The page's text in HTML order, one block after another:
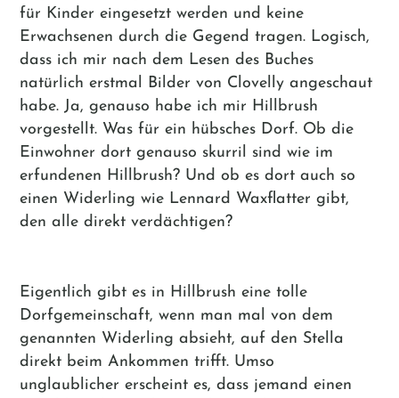
für Kinder eingesetzt werden und keine
Erwachsenen durch die Gegend tragen. Logisch,
dass ich mir nach dem Lesen des Buches
natürlich erstmal Bilder von Clovelly angeschaut
habe. Ja, genauso habe ich mir Hillbrush
vorgestellt. Was für ein hübsches Dorf. Ob die
Einwohner dort genauso skurril sind wie im
erfundenen Hillbrush? Und ob es dort auch so
einen Widerling wie Lennard Waxflatter gibt,
den alle direkt verdächtigen?
Eigentlich gibt es in Hillbrush eine tolle
Dorfgemeinschaft, wenn man mal von dem
genannten Widerling absieht, auf den Stella
direkt beim Ankommen trifft. Umso
unglaublicher erscheint es, dass jemand einen